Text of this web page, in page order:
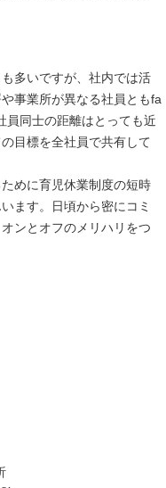
多いですが、社内では活
事業所が異なる社員ともfa
員同士の距離はとっても近
目標を全社員で共有して
めに育児休業制度の短時
ます。日頃から密にコミ
ンとオフのメリハリをつ